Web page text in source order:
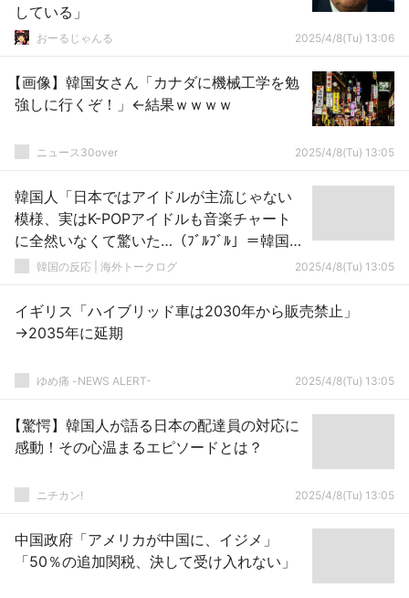
している」
おーるじゃんる 2025/4/8(Tu) 13:06
【画像】韓国女さん「カナダに機械工学を勉
強しに行くぞ！」←結果ｗｗｗｗ
ニュース30over 2025/4/8(Tu) 13:05
韓国人「日本ではアイドルが主流じゃない
模様、実はK-POPアイドルも音楽チャート
に全然いなくて驚いた…（ﾌﾞﾙﾌﾞﾙ」＝韓国の
反応韓国の反応 | 海外トークログ 2025/4/8(Tu) 13:05
イギリス「ハイブリッド車は2030年から販売禁止」
→2035年に延期
ゆめ痛 -NEWS ALERT- 2025/4/8(Tu) 13:05
【驚愕】韓国人が語る日本の配達員の対応に
感動！その心温まるエピソードとは？
ニチカン! 2025/4/8(Tu) 13:05
中国政府「アメリカが中国に、イジメ」
「50％の追加関税、決して受け入れない」